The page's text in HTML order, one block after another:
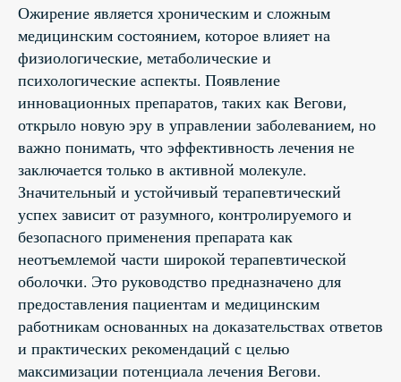
Ожирение является хроническим и сложным
медицинским состоянием, которое влияет на
физиологические, метаболические и
психологические аспекты. Появление
инновационных препаратов, таких как Вегови,
открыло новую эру в управлении заболеванием, но
важно понимать, что эффективность лечения не
заключается только в активной молекуле.
Значительный и устойчивый терапевтический
успех зависит от разумного, контролируемого и
безопасного применения препарата как
неотъемлемой части широкой терапевтической
оболочки. Это руководство предназначено для
предоставления пациентам и медицинским
работникам основанных на доказательствах ответов
и практических рекомендаций с целью
максимизации потенциала лечения Вегови.